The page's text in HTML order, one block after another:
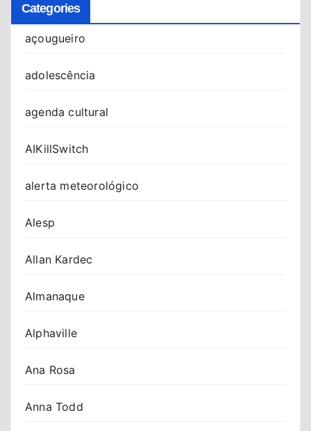
Categories
açougueiro
adolescência
agenda cultural
AIKillSwitch
alerta meteorológico
Alesp
Allan Kardec
Almanaque
Alphaville
Ana Rosa
Anna Todd